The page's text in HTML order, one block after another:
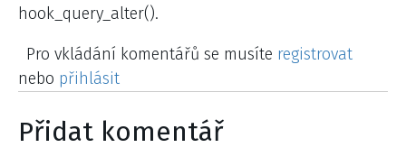
hook_query_alter().
Pro vkládání komentářů se musíte registrovat
nebo přihlásit
Přidat komentář